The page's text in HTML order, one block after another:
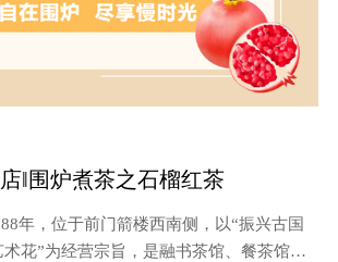
‖围炉煮茶之石榴红茶
年，位于前门箭楼西南侧，以“振兴古国
花”为经营宗旨，是融书茶馆、餐茶馆、